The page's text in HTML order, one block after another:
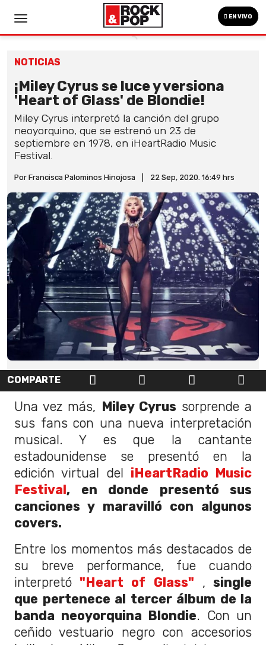
EN VIVO
NOTICIAS
¡Miley Cyrus se luce y versiona
'Heart of Glass' de Blondie!
Miley Cyrus interpretó la canción del grupo
neoyorquino, que se estrenó un 23 de
septiembre en 1978, en iHeartRadio Music
Festival.
Por Francisca Palominos Hinojosa 22 Sep, 2020. 16:49 hrs
COMPARTE
Una vez más, Miley Cyrus sorprende a
sus fans con una nueva interpretación
musical. Y es que la cantante
estadounidense se presentó en la
edición virtual del iHeartRadio Music
Festival, en donde presentó sus
canciones y maravilló con algunos
covers.
Entre los momentos más destacados de
su breve performance, fue cuando
interpretó "Heart of Glass" , single
que pertenece al tercer álbum de la
banda neoyorquina Blondie. Con un
ceñido vestuario negro con accesorios